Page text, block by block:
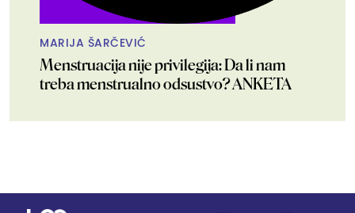
MARIJA ŠARČEVIĆ
Menstruacija nije privilegija: Da li nam
treba menstrualno odsustvo? ANKETA